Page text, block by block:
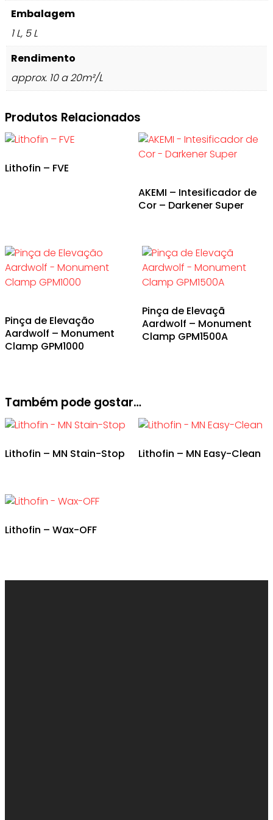
Embalagem
1 L, 5 L
Rendimento
approx. 10 a 20m²/L
Produtos Relacionados
Lithofin – FVE
AKEMI – Intesificador de
Cor – Darkener Super
Pinça de Elevação
Aardwolf – Monument
Clamp GPM1000
Pinça de Elevaçã
Aardwolf – Monument
Clamp GPM1500A
Também pode gostar…
Lithofin – MN Stain-Stop Lithofin – MN Easy-Clean
Lithofin – Wax-OFF